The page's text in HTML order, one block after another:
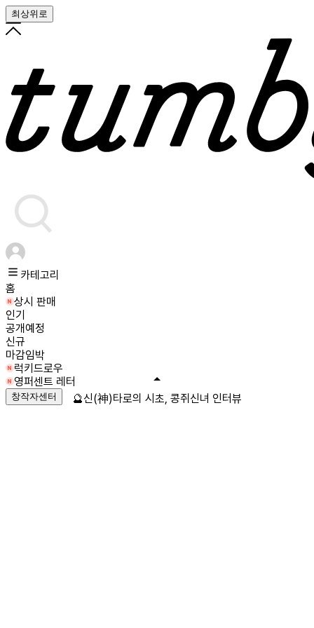
최상위로
카테고리
홈
상시 판매
인기
공개예정
신규
마감임박
럭키드로우
영퍼센트 레터
창작자센터 🔮신(神)타로의 시초, 콩쥐신녀 인터뷰